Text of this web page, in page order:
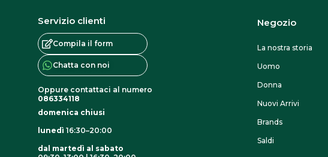
Servizio clienti
Compila il form
Chatta con noi
Oppure contattaci al numero
086334118
domenica chiusi
lunedì16:30–20:00
dal martedì al sabato
Negozio
La nostra storia
Uomo
Donna
Nuovi Arrivi
Brands
Saldi